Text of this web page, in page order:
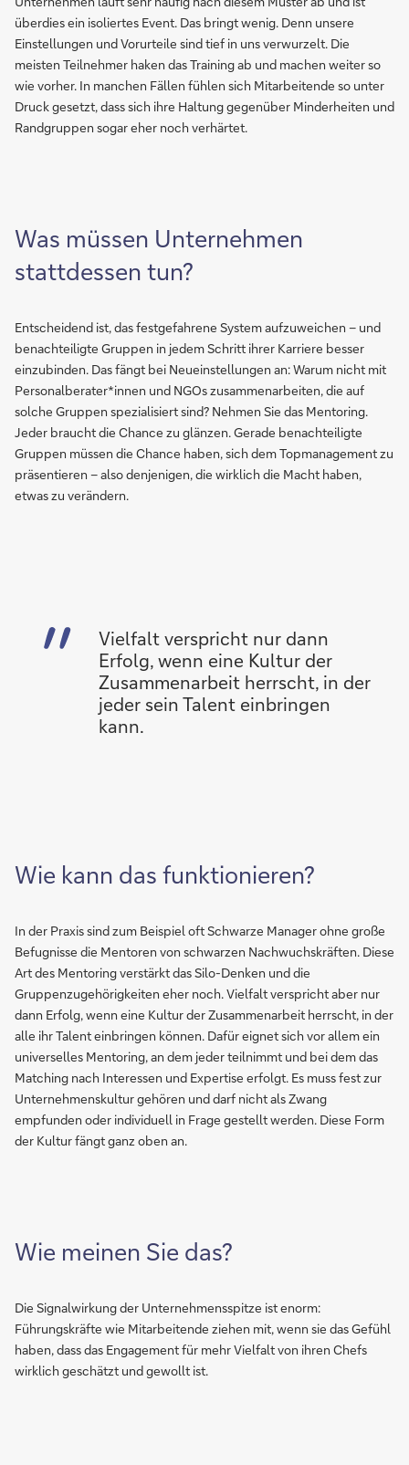
überdies ein isoliertes Event. Das bringt wenig. Denn unsere
Einstellungen und Vorurteile sind tief in uns verwurzelt. Die
meisten Teilnehmer haken das Training ab und machen weiter so
wie vorher. In manchen Fällen fühlen sich Mitarbeitende so unter
Druck gesetzt, dass sich ihre Haltung gegenüber Minderheiten und
Randgruppen sogar eher noch verhärtet.
Was müssen Unternehmen
stattdessen tun?
Entscheidend ist, das festgefahrene System aufzuweichen – und
benachteiligte Gruppen in jedem Schritt ihrer Karriere besser
einzubinden. Das fängt bei Neueinstellungen an: Warum nicht mit
Personalberater*innen und NGOs zusammenarbeiten, die auf
solche Gruppen spezialisiert sind? Nehmen Sie das Mentoring.
Jeder braucht die Chance zu glänzen. Gerade benachteiligte
Gruppen müssen die Chance haben, sich dem Topmanagement zu
präsentieren – also denjenigen, die wirklich die Macht haben,
etwas zu verändern.
Vielfalt verspricht nur dann
Erfolg, wenn eine Kultur der
Zusammenarbeit herrscht, in der
jeder sein Talent einbringen
kann.
Wie kann das funktionieren?
In der Praxis sind zum Beispiel oft Schwarze Manager ohne große
Befugnisse die Mentoren von schwarzen Nachwuchskräften. Diese
Art des Mentoring verstärkt das Silo-Denken und die
Gruppenzugehörigkeiten eher noch. Vielfalt verspricht aber nur
dann Erfolg, wenn eine Kultur der Zusammenarbeit herrscht, in der
alle ihr Talent einbringen können. Dafür eignet sich vor allem ein
universelles Mentoring, an dem jeder teilnimmt und bei dem das
Matching nach Interessen und Expertise erfolgt. Es muss fest zur
Unternehmenskultur gehören und darf nicht als Zwang
empfunden oder individuell in Frage gestellt werden. Diese Form
der Kultur fängt ganz oben an.
Wie meinen Sie das?
Die Signalwirkung der Unternehmensspitze ist enorm:
Führungskräfte wie Mitarbeitende ziehen mit, wenn sie das Gefühl
haben, dass das Engagement für mehr Vielfalt von ihren Chefs
wirklich geschätzt und gewollt ist.